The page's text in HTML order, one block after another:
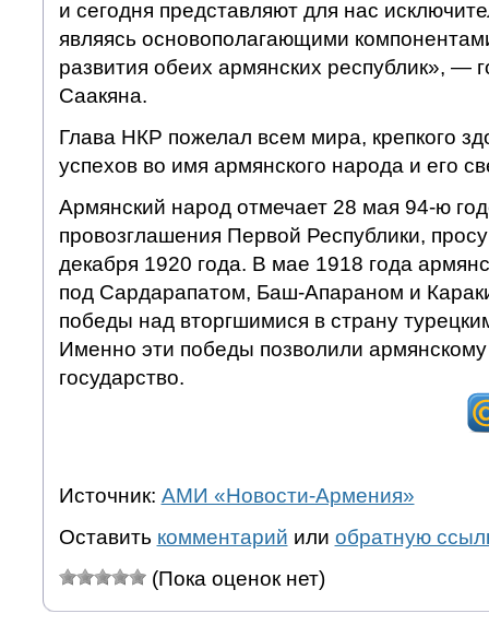
и сегодня представляют для нас
являясь основополагающими
развития обеих армянских республик», —
Саакяна.
Глава НКР пожелал всем мира, крепкого
успехов во имя армянского народа и его
Армянский народ отмечает 28 мая 94-ю
провозглашения Первой Республики,
декабря 1920 года. В мае 1918 года
под Сардарапатом, Баш-Апараном и
победы над вторгшимися в страну
Именно эти победы позволили
государство.
Источник: АМИ «Новости-Армения»
Оставить комментарий или обратную
(Пока оценок нет)